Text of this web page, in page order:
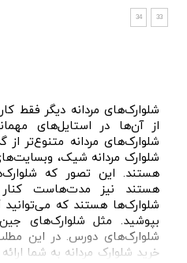
33
34
شلوارک‌های مردانه دیگر فقط
از آن‌ها در استایل‌های
شلوارک‌های مردانه متنوع‌تر
شلوارک مردانه شیک،
هستند. این تصور که
هستند نیز مدت‌هاست
شلوارک‌ها هستند که
بپوشید. مثل شلوارک‌های
شلوارک‌های دورس. در این
خرید شلوارک مردانه به شما